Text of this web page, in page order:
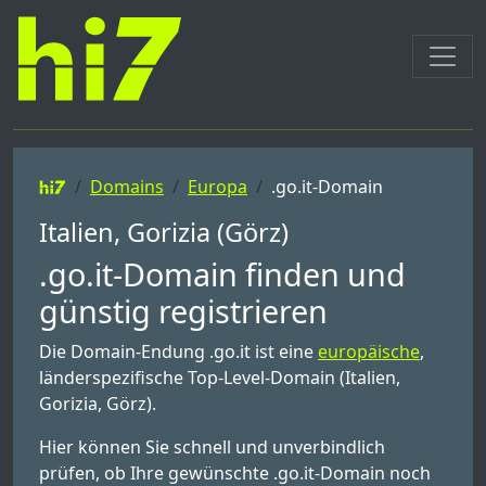
Domains Europa .go.it-Domain
Italien, Gorizia (Görz)
.go.it-Domain finden und
günstig registrieren
Die Domain-Endung .go.it ist eine europäische,
länderspezifische Top-Level-Domain (Italien,
Gorizia, Görz).
Hier können Sie schnell und unverbindlich
prüfen, ob Ihre gewünschte .go.it-Domain noch